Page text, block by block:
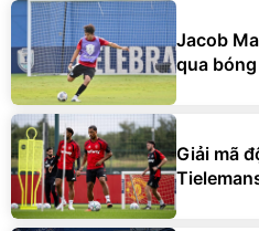
Jacob
qua
Giải mã